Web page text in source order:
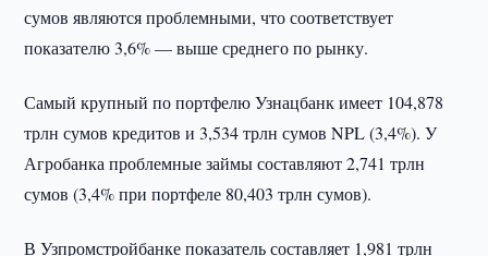
сумов являются проблемными, что соответствует
показателю 3,6% — выше среднего по рынку.
Самый крупный по портфелю Узнацбанк имеет 104,878
трлн сумов кредитов и 3,534 трлн сумов NPL (3,4%). У
Агробанка проблемные займы составляют 2,741 трлн
сумов (3,4% при портфеле 80,403 трлн сумов).
В Узпромстройбанке показатель составляет 1,981 трлн